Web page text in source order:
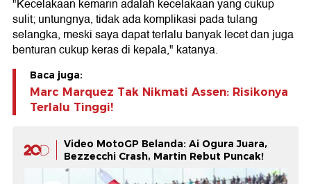
"Kecelakaan kemarin adalah kecelakaan yang cukup
sulit; untungnya, tidak ada komplikasi pada tulang
selangka, meski saya dapat terlalu banyak lecet dan juga
benturan cukup keras di kepala," katanya.
Baca juga:
Marc Marquez Tak Nikmati Assen: Risikonya
Terlalu Tinggi!
Video MotoGP Belanda: Ai Ogura Juara,
Bezzecchi Crash, Martin Rebut Puncak!